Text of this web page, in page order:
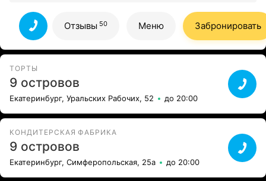
великолепный легкий торт, прекрасные блюда.
Особое благодарность Виолетте, которая полностью
организовывала и сопровождала данное мероприятие.
Юбилярша осталась довольна. Рекомендую кафе для
проведения праздничных семейных мероприятий.
Отзывы 50 Меню Забронировать
ТОРТЫ
9 островов
Екатеринбург, Уральских Рабочих, 52 до 20:00
КОНДИТЕРСКАЯ ФАБРИКА
9 островов
Екатеринбург, Симферопольская, 25а до 20:00